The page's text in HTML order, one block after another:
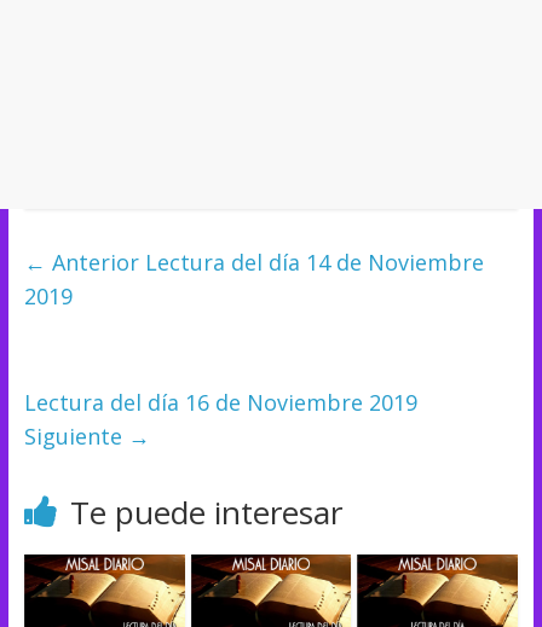
← AnteriorLectura del día 14 de Noviembre
2019
Lectura del día 16 de Noviembre 2019
Siguiente →
Te puede interesar